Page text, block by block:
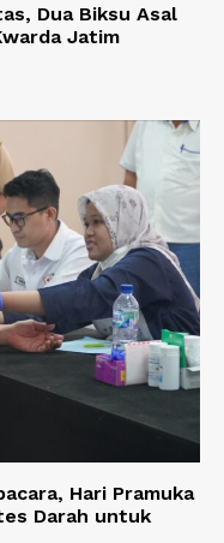
Dua Biksu Asal
Jatim
Hari Pramuka
Darah untuk